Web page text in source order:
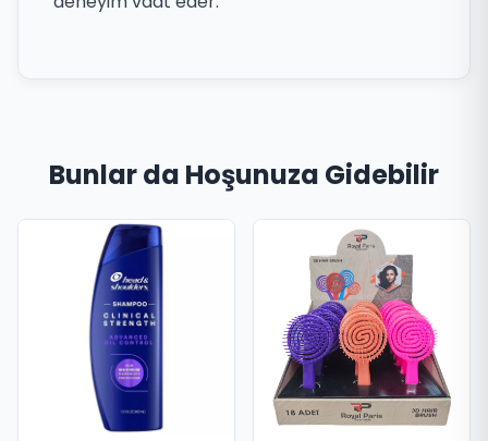
Bunlar da Hoşunuza Gidebilir